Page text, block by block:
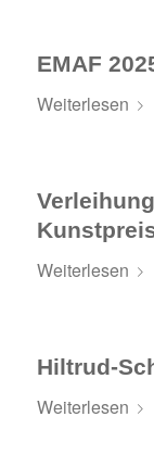
EMAF
Weiterlesen
Weiterlesen
Hiltrud-
Weiterlesen